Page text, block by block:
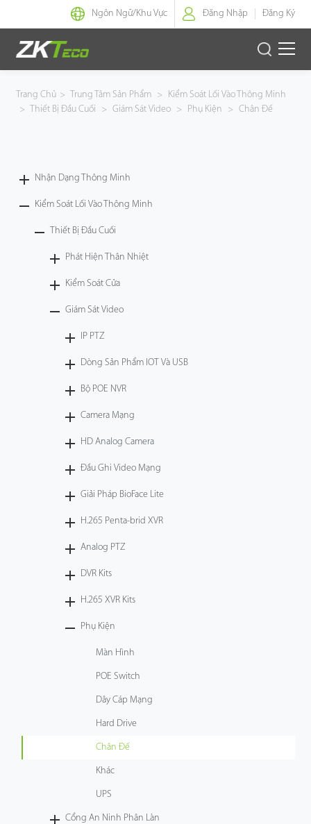
Ngôn Ngữ/Khu Vực Đăng Nhập Đăng Ký
Nhận Dạng Thông Minh
Armatura
Trang Chủ > Trung Tâm Sản Phẩm >
Kiểm Soát Lối Vào Thông Minh
>
Thiết Bị Đầu Cuối > Giám Sát Video > Phụ Kiện > Chân Đế
Nhận Dạng Thông Minh
Kiểm Soát Lối Vào Thông Minh
Thiết Bị Đầu Cuối
Phát Hiện Thân Nhiệt
Kiểm Soát Cửa
Giám Sát Video
IP PTZ
Dòng Sản Phẩm IOT Và USB
Bộ POE NVR
Camera Mạng
HD Analog Camera
Đầu Ghi Video Mạng
Giải Pháp BioFace Lite
H.265 Penta-brid XVR
Analog PTZ
DVR Kits
H.265 XVR Kits
Phụ Kiện
Màn Hình
POE Switch
Dây Cáp Mạng
Hard Drive
Chân Đế
Khác
UPS
Cổng An Ninh Phân Làn